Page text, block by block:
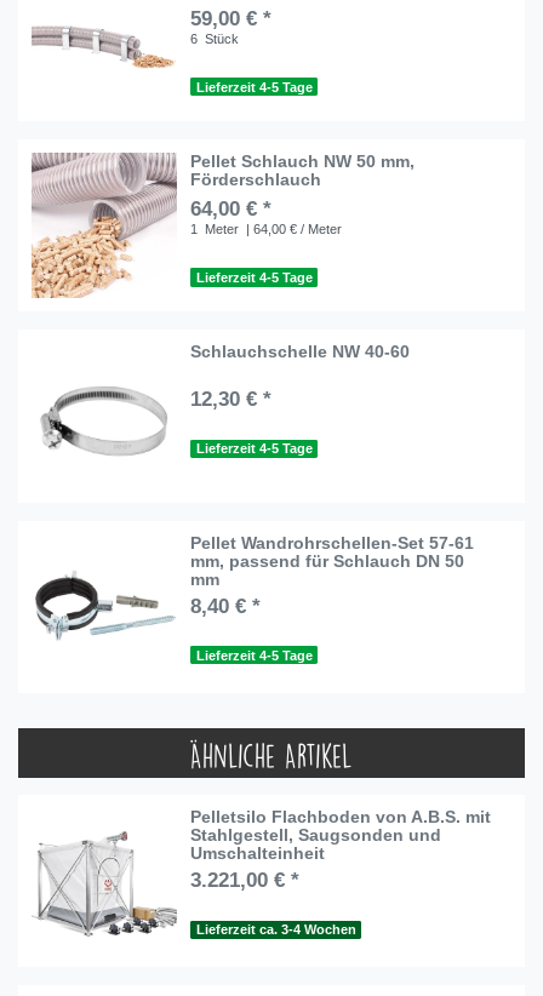
59,00 € *
6 Stück
Lieferzeit 4-5 Tage
Pellet Schlauch NW 50 mm,
Förderschlauch
64,00 € *
1 Meter | 64,00 € / Meter
Lieferzeit 4-5 Tage
Schlauchschelle NW 40-60
12,30 € *
Lieferzeit 4-5 Tage
Pellet Wandrohrschellen-Set 57-61
mm, passend für Schlauch DN 50
mm
8,40 € *
Lieferzeit 4-5 Tage
Ähnliche Artikel
Pelletsilo Flachboden von A.B.S. mit
Stahlgestell, Saugsonden und
Umschalteinheit
3.221,00 € *
Lieferzeit ca. 3-4 Wochen